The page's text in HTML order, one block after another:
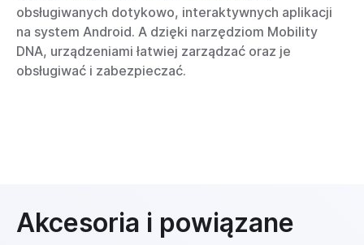
obsługiwanych dotykowo, interaktywnych aplikacji
na system Android. A dzięki narzędziom Mobility
DNA, urządzeniami łatwiej zarządzać oraz je
obsługiwać i zabezpieczać.
Akcesoria i powiązane